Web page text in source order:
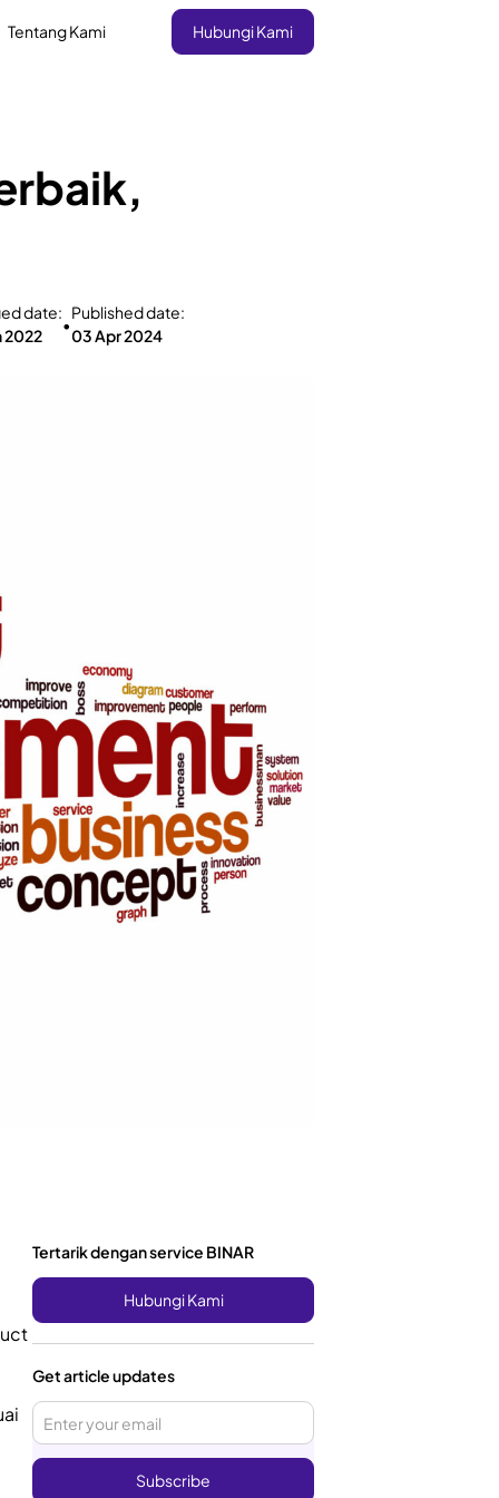
Tentang Kami Hubungi Kami
date:
2022
•
Published date:
03 Apr 2024
Tertarik dengan service BINAR
Hubungi Kami
Get article updates